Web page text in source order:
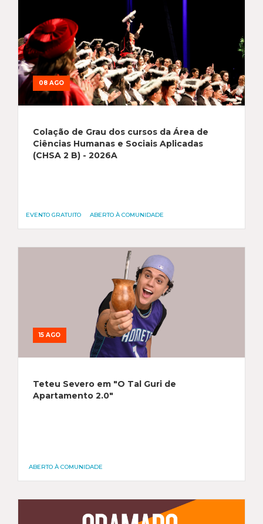
08 AGO
Colação de Grau dos cursos da Área de
Ciências Humanas e Sociais Aplicadas
(CHSA 2 B) - 2026A
EVENTO GRATUITO ABERTO À COMUNIDADE
15 AGO
Teteu Severo em "O Tal Guri de
Apartamento 2.0"
ABERTO À COMUNIDADE